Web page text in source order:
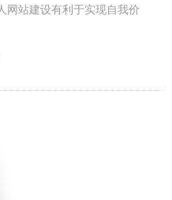
网站建设有利于实现自我价